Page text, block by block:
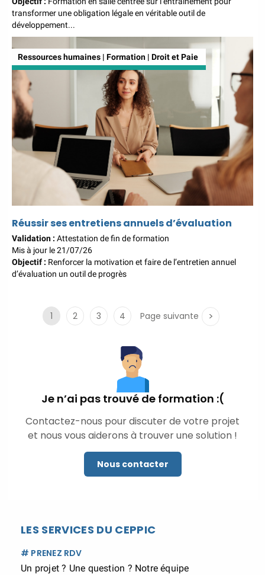
transformer une obligation légale en véritable outil de
développement...
Ressources humaines | Formation | Droit et Paie
Réussir ses entretiens annuels d’évaluation
Validation : Attestation de fin de formation
Mis à jour le 21/07/26
Objectif : Renforcer la motivation et faire de l’entretien annuel
d’évaluation un outil de progrès
1 2 3 4 Page suivante
Je n’ai pas trouvé de formation :(
Contactez-nous pour discuter de votre projet
et nous vous aiderons à trouver une solution !
Nous contacter
LES SERVICES DU CEPPIC
# PRENEZ RDV
Un projet ? Une question ? Notre équipe